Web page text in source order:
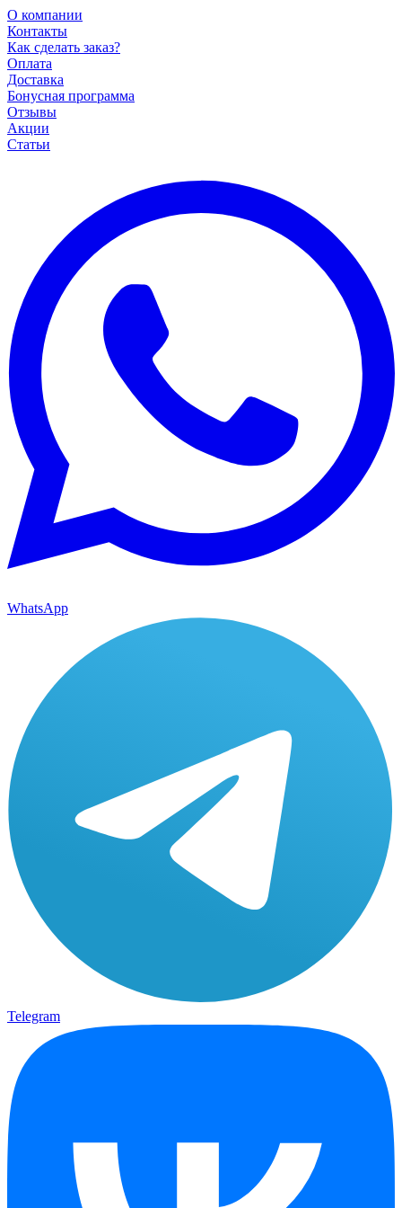
О компании
Контакты
Как сделать заказ?
Оплата
Доставка
Бонусная программа
Отзывы
Акции
Статьи
WhatsApp
Telegram